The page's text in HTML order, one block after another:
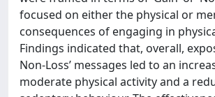
focused on either the physical or
consequences of engaging in
Findings indicated that, overall,
Non-Loss’ messages led to an
moderate physical activity and a